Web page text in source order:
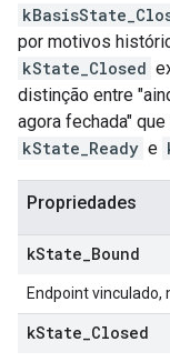
por motivos
kState_Closed
distinção entre
agora fechada"
kState_Ready e
Propriedades
kState Bound
Endpoint vinculado,
kState Closed